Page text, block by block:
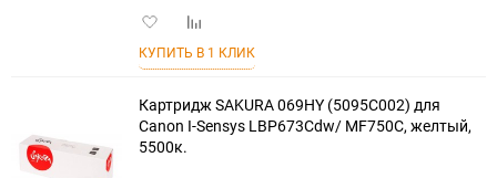
Добавить
избранное
Добавить
сравнению
КУПИТЬ В 1 КЛИК
Картридж SAKURA 069HY (5095C002) для
Сanon I-Sensys LBP673Cdw/ MF750C, желтый,
5500к.